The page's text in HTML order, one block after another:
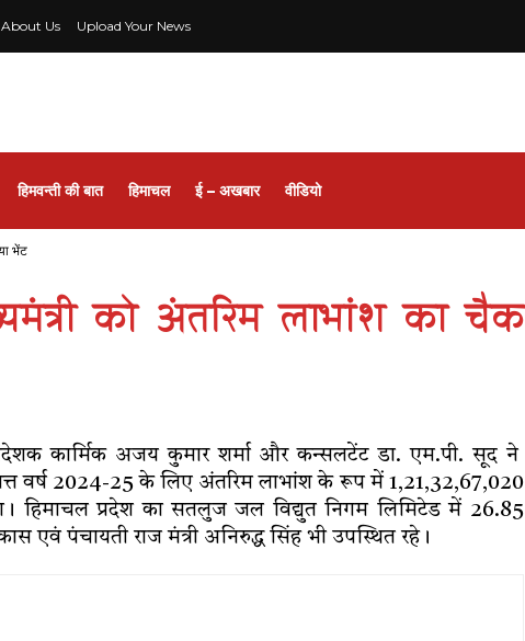
About Us Upload Your News
हिमवन्ती की बात हिमाचल ई – अखबार वीडियो
भेंट
को अंतरिम लाभांश का चैक
कार्मिक अजय कुमार शर्मा और कन्सलटेंट डा. एम.पी. सूद ने
वर्ष 2024-25 के लिए अंतरिम लाभांश के रूप में 1,21,32,67,020
हिमाचल प्रदेश का सतलुज जल विद्युत निगम लिमिटेड में 26.85
एवं पंचायती राज मंत्री अनिरुद्ध सिंह भी उपस्थित रहे।